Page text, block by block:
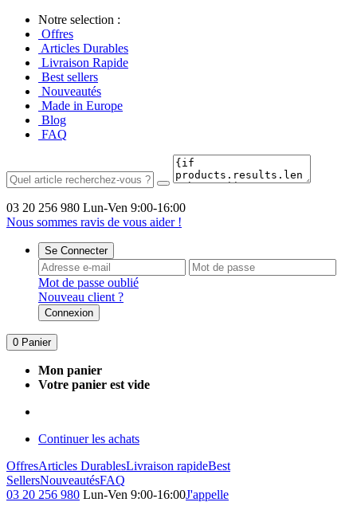
Notre selection :
Offres
Articles Durables
Livraison Rapide
Best sellers
Nouveautés
Made in Europe
Blog
FAQ
03 20 256 980 Lun-Ven 9:00-16:00
Nous sommes ravis de vous aider !
Se Connecter
Mot de passe oublié
Nouveau client ?
Connexion
0 Panier
Mon panier
Votre panier est vide
Continuer les achats
OffresArticles DurablesLivraison rapideBest
SellersNouveautésFAQ
03 20 256 980 Lun-Ven 9:00-16:00J'appelle